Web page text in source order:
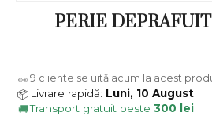
PERIE
👀 9 cliente se uită acum la acest
📦 Livrare rapidă: Luni, 10 August
🚚Transport gratuit peste 300 lei